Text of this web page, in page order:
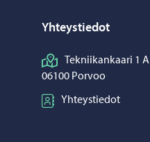
Yhteystiedot
Tekniikankaari 1 A
06100 Porvoo
Yhteystiedot